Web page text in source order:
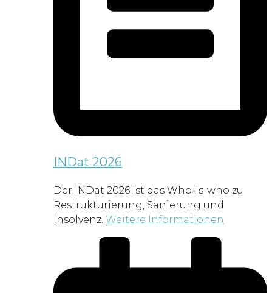
INDat 2026
Der INDat 2026 ist das Who-is-who zu
Restrukturierung, Sanierung und
Insolvenz. Weitere Informationen